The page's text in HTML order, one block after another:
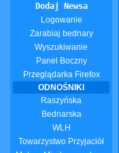
Dodaj Newsa
Logowanie
Zarabiaj bednary
Wyszukiwanie
Panel Boczny
Przeglądarka Firefox
ODNOŚNIKI
Raszyńska
Bednarska
WLH
Towarzystwo Przyjaciół